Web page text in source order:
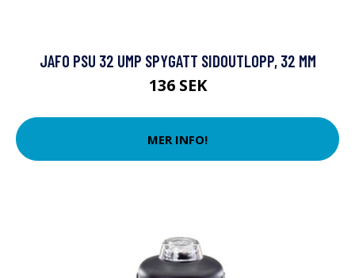
JAFO PSU 32 UMP SPYGATT SIDOUTLOPP, 32 MM
136 SEK
MER INFO!